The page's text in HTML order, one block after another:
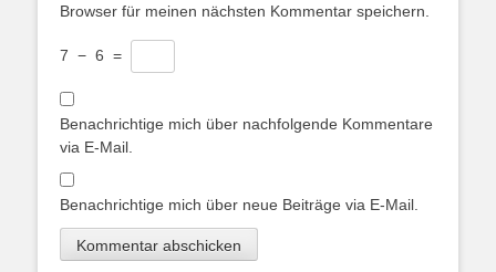
Browser für meinen nächsten Kommentar speichern.
7 − 6 =
Benachrichtige mich über nachfolgende Kommentare
via E-Mail.
Benachrichtige mich über neue Beiträge via E-Mail.